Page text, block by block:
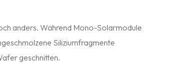
anders. Während Mono-Solarmodule
Siliziumfragmente
geschnitten.